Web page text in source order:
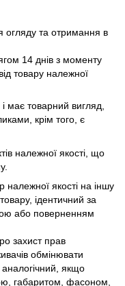
огляду та отримання в
14 днів з моменту
товару належної
має товарний вигляд,
крім того, є
належної якості, що
якості на іншу
ідентичний за
або поверненням
захист прав
обмінювати
якщо
габаритом, фасоном,